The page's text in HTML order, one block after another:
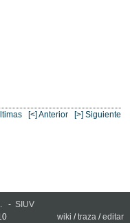
[<] Anterior [>] Siguiente
- SIUV
wiki /traza /editar